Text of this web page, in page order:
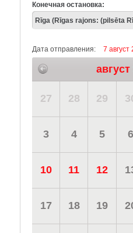
Конечная остановка:
Дата отправления: 7
август
27 28 29
3 4 5 6
10 11 12
17 18 19